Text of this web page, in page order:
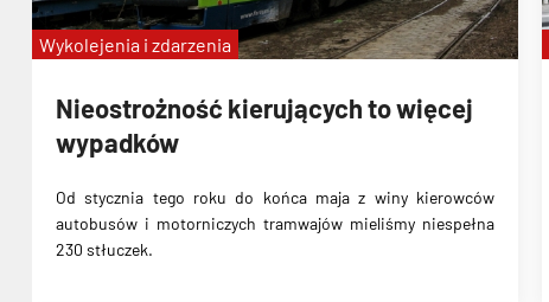
Nieostrożność kierujących to więcej
wypadków
Od stycznia tego roku do końca maja z winy kierowców
autobusów i motorniczych tramwajów mieliśmy niespełna
230 stłuczek.
Wykolejenia i zdarzenia